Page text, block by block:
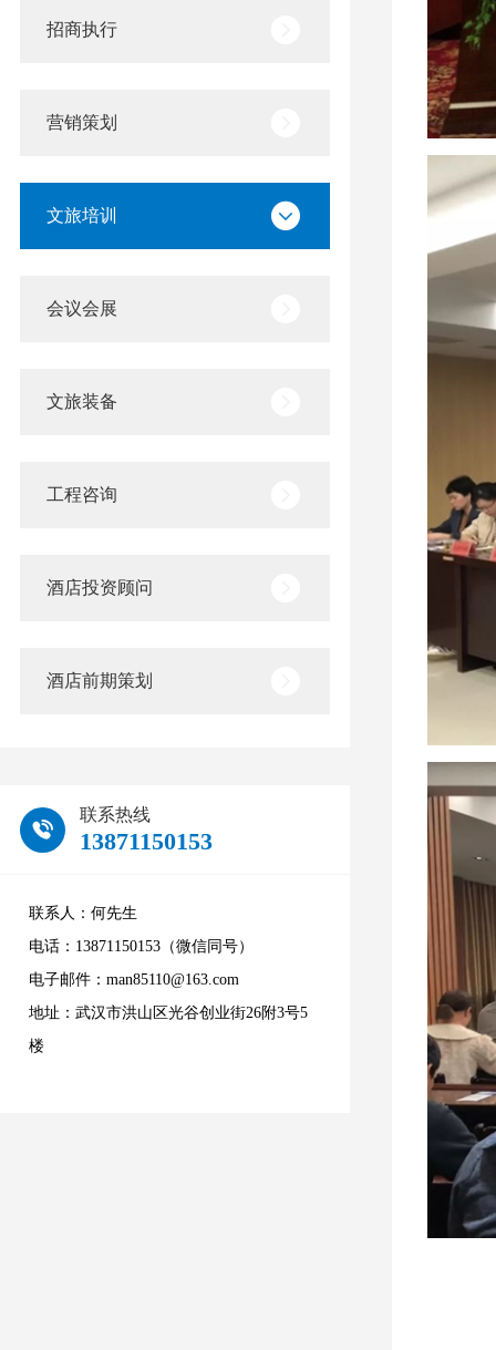
招商执行
营销策划
文旅培训
会议会展
文旅装备
工程咨询
酒店投资顾问
酒店前期策划
联系热线
13871150153
联系人：何先生
电话：13871150153（微信同号）
电子邮件：man85110@163.com
地址：武汉市洪山区光谷创业街26附3号5
楼